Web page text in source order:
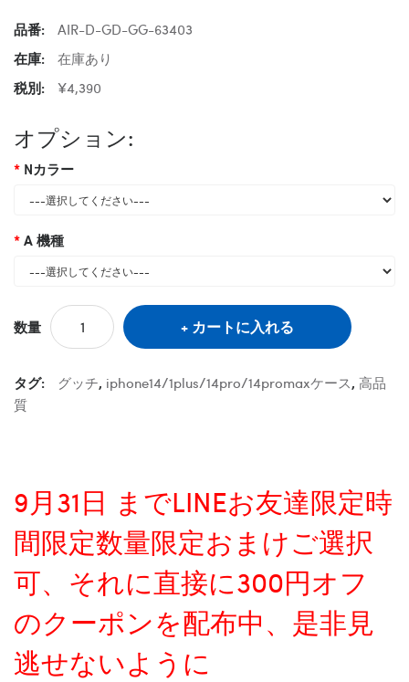
品番:
AIR-D-GD-GG-63403
在庫:
在庫あり
税別:
¥4,390
オプション:
Nカラー
A 機種
数量 カートに入れる
タグ: グッチ, iphone14/1plus/14pro/14promaxケース, 高品
質
9月31日 までLINEお友達限定時
間限定数量限定おまけご選択
可、それに直接に300円オフ
のクーポンを配布中、是非見
逃せないように